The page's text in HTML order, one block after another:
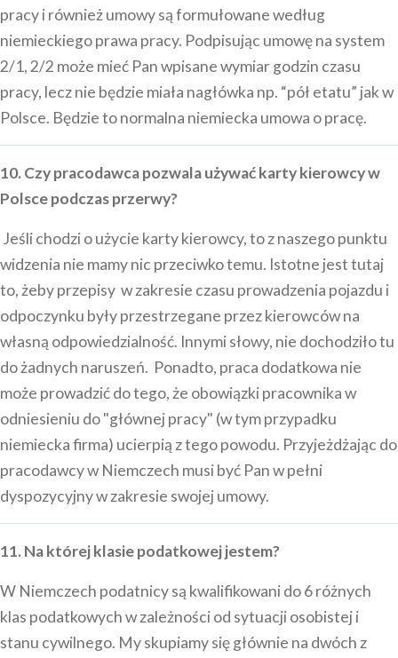
pracy i również umowy są formułowane według
niemieckiego prawa pracy. Podpisując umowę na system
2/1, 2/2 może mieć Pan wpisane wymiar godzin czasu
pracy, lecz nie będzie miała nagłówka np. “pół etatu” jak w
Polsce. Będzie to normalna niemiecka umowa o pracę.
10. Czy pracodawca pozwala używać karty kierowcy w
Polsce podczas przerwy?
Jeśli chodzi o użycie karty kierowcy, to z naszego punktu
widzenia nie mamy nic przeciwko temu. Istotne jest tutaj
to, żeby przepisy w zakresie czasu prowadzenia pojazdu i
odpoczynku były przestrzegane przez kierowców na
własną odpowiedzialność. Innymi słowy, nie dochodziło tu
do żadnych naruszeń. Ponadto, praca dodatkowa nie
może prowadzić do tego, że obowiązki pracownika w
odniesieniu do "głównej pracy" (w tym przypadku
niemiecka firma) ucierpią z tego powodu. Przyjeżdżając do
pracodawcy w Niemczech musi być Pan w pełni
dyspozycyjny w zakresie swojej umowy.
11. Na której klasie podatkowej jestem?
W Niemczech podatnicy są kwalifikowani do 6 różnych
klas podatkowych w zależności od sytuacji osobistej i
stanu cywilnego. My skupiamy się głównie na dwóch z